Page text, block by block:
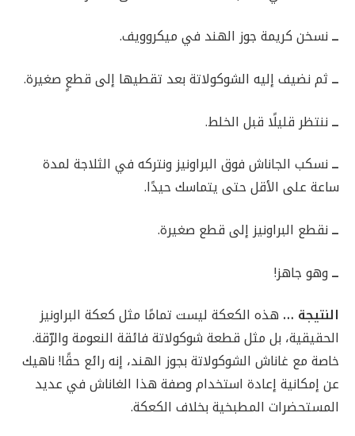
ــنسخن كريمة جوز الهند في ميكروويف.
ــثم نضيف إليه الشوكولاتة بعد تقطيها إلى قطعٍ صغيرة.
ــننتظر قليلًا قبل الخلط.
ــنسكب الجاناش فوق البراونيز ونتركه في الثلاجة لمدة
ساعة على الأقل حتى يتماسك حيدًا.
ــنقطع البراونيز إلى قطع صغيرة.
ــوهو جاهز!
النتيجة … هذه الكعكة ليست تمامًا مثل كعكة البراونيز
الحقيقية، بل مثل قطعة شوكولاتة فائقة النعومة والرّقة.
خاصة مع غاناش الشوكولاتة بجوز الهند، إنه رائع حقًا! ناهيك
عن إمكانية إعادة استخدام وصفة هذا الغاناش في عديد
المستحضرات المطبخية بخلاف الكعكة.